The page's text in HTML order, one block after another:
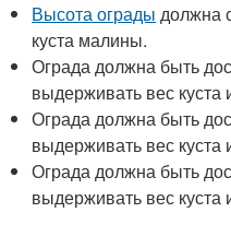
Высота ограды должна
куста малины.
Ограда должна быть
выдерживать вес куста
Ограда должна быть
выдерживать вес куста
Ограда должна быть
выдерживать вес куста